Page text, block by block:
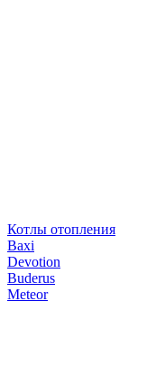
Котлы отопления
Baxi
Devotion
Buderus
Meteor